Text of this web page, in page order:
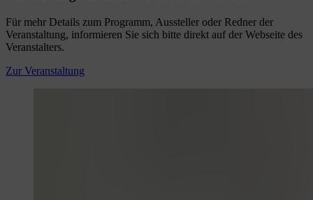
Für mehr Details zum Programm, Aussteller oder Redner der
Veranstaltung, informieren Sie sich bitte direkt auf der Webseite des
Veranstalters.
Zur Veranstaltung